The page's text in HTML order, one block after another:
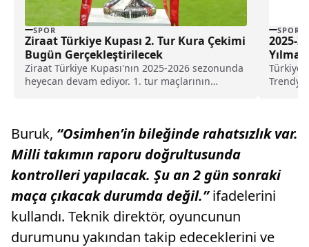
SPOR
Ziraat Türkiye Kupası 2. Tur Kura Çekimi
Bugün Gerçekleştirilecek
Ziraat Türkiye Kupası'nın 2025-2026 sezonunda
heyecan devam ediyor. 1. tur maçlarının
SPOR
2025-
Türkiye
Buruk, “Osimhen’in bileğinde rahatsızlık var.
Milli takımın raporu doğrultusunda
kontrolleri yapılacak. Şu an 2 gün sonraki
maça çıkacak durumda değil.”ifadelerini
kullandı. Teknik direktör, oyuncunun
durumunu yakından takip edeceklerini ve